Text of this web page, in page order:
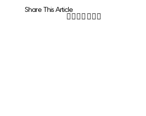
Share This Article
Facebook
Twitter
LinkedIn
WhatsApp
Tumblr
Pinterest